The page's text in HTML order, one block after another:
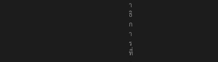
า
ธิ
ก
า
ร
ที่